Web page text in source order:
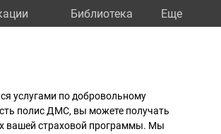
Библиотека Eще
услугами по добровольному
полис ДМС, вы можете получать
вашей страховой программы. Мы